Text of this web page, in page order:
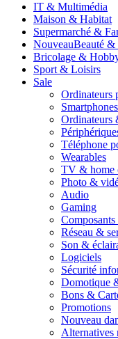
IT & Multimédia
Maison & Habitat
Supermarché &
NouveauBeauté &
Bricolage &
Sport & Loisirs
Sale
Ordinateurs
Smartphones
Ordinateurs
Téléphone
Wearables
TV & home
Photo &
Audio
Gaming
Composants
Réseau &
Son &
Logiciels
Sécurité
Domotique
Bons &
Promotions
Nouveau
Alternatives